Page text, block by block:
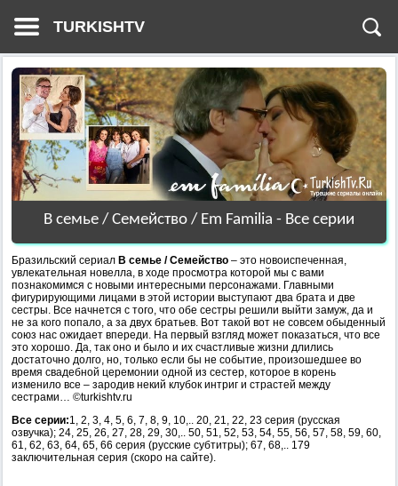
TURKISHTV
В семье / Семейство / Em Familia - Все серии
Бразильский сериал В семье / Семейство – это новоиспеченная,
увлекательная новелла, в ходе просмотра которой мы с вами
познакомимся с новыми интересными персонажами. Главными
фигурирующими лицами в этой истории выступают два брата и две
сестры. Все начнется с того, что обе сестры решили выйти замуж, да и
не за кого попало, а за двух братьев. Вот такой вот не совсем обыденный
союз нас ожидает впереди. На первый взгляд может показаться, что все
это хорошо. Да, так оно и было и их счастливые жизни длились
достаточно долго, но, только если бы не событие, произошедшее во
время свадебной церемонии одной из сестер, которое в корень
изменило все – зародив некий клубок интриг и страстей между
сестрами… ©turkishtv.ru
Все серии:1, 2, 3, 4, 5, 6, 7, 8, 9, 10,.. 20, 21, 22, 23 серия (русская
озвучка); 24, 25, 26, 27, 28, 29, 30,.. 50, 51, 52, 53, 54, 55, 56, 57, 58, 59, 60,
61, 62, 63, 64, 65, 66 серия (русские субтитры); 67, 68,.. 179
заключительная серия (скоро на сайте).